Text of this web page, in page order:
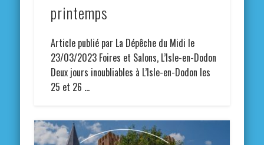
printemps
Article publié par La Dépêche du Midi le
23/03/2023 Foires et Salons, L’Isle-en-Dodon
Deux jours inoubliables à L’Isle-en-Dodon les
25 et 26 …